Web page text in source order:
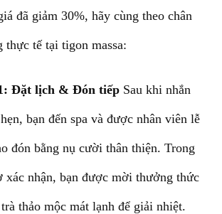
đã giảm 30%, hãy cùng theo chân
thực tế tại tigon massa:
Đặt lịch & Đón tiếp Sau khi nhắn
bạn đến spa và được nhân viên lễ
đón bằng nụ cười thân thiện. Trong
xác nhận, bạn được mời thưởng thức
thảo mộc mát lạnh để giải nhiệt.